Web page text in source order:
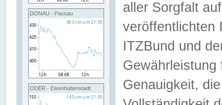
DONAU - Passau
ODER - Eisenhüttenstadt
aller Sorgfalt
veröffentlichten
ITZBund und
Genauigkeit,